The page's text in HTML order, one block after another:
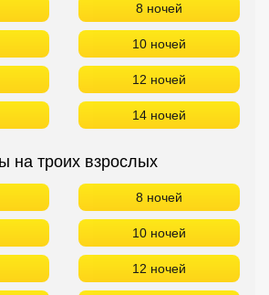
8 ночей
10 ночей
12 ночей
14 ночей
на троих взрослых
8 ночей
10 ночей
12 ночей